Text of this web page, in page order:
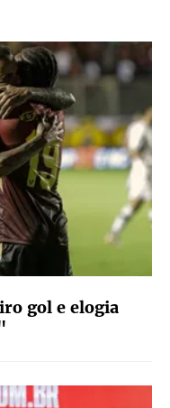
gol e elogia